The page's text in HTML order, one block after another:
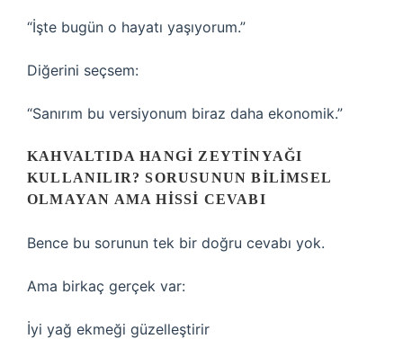
“İşte bugün o hayatı yaşıyorum.”
Diğerini seçsem:
“Sanırım bu versiyonum biraz daha ekonomik.”
KAHVALTIDA HANGI ZEYTINYAĞI
KULLANILIR? SORUSUNUN BILIMSEL
OLMAYAN AMA HISSI CEVABI
Bence bu sorunun tek bir doğru cevabı yok.
Ama birkaç gerçek var:
İyi yağ ekmeği güzelleştirir